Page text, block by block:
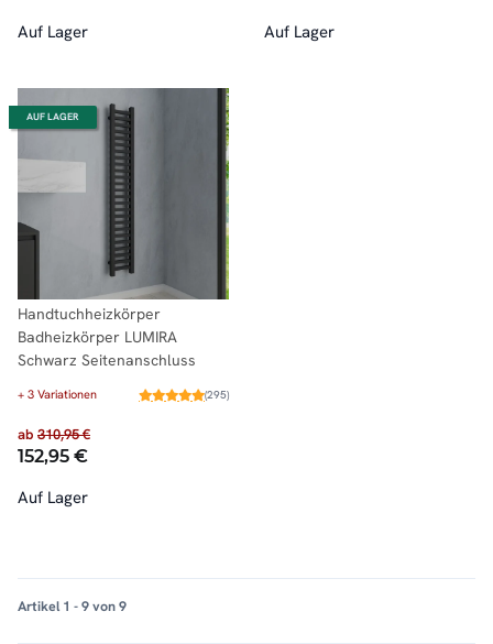
Auf Lager Auf Lager
AUF LAGER
Handtuchheizkörper
Badheizkörper LUMIRA
Schwarz Seitenanschluss
+ 3 Variationen (295)
ab 310,95 €
152,95 €
Auf Lager
Artikel 1 - 9 von 9